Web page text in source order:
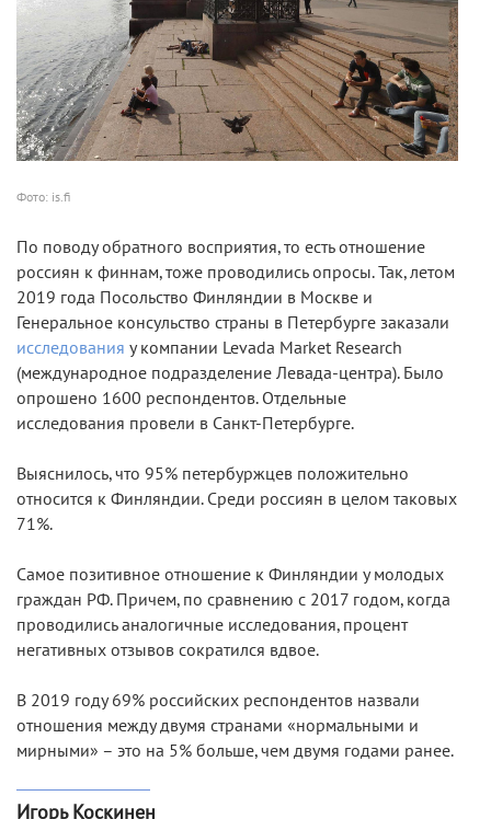
Фото: is.fi
По поводу обратного восприятия, то есть отношение
россиян к финнам, тоже проводились опросы. Так, летом
2019 года Посольство Финляндии в Москве и
Генеральное консульство страны в Петербурге заказали
исследования у компании Levada Market Research
(международное подразделение Левада-центра). Было
опрошено 1600 респондентов. Отдельные
исследования провели в Санкт-Петербурге.
Выяснилось, что 95% петербуржцев положительно
относится к Финляндии. Среди россиян в целом таковых
71%.
Самое позитивное отношение к Финляндии у молодых
граждан РФ. Причем, по сравнению с 2017 годом, когда
проводились аналогичные исследования, процент
негативных отзывов сократился вдвое.
В 2019 году 69% российских респондентов назвали
отношения между двумя странами «нормальными и
мирными» – это на 5% больше, чем двумя годами ранее.
Игорь Коскинен